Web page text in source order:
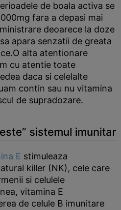
de boala activa se
fara a depasi mai
deoarece la doze
apara senzatii de greata
alta atentionare
cu atentie toate
daca si celelalte
contin sau nu vitamina
de supradozare.
sistemul imunitar
E stimuleaza
killer (NK), cele care
si celulele
vitamina E
de celule B imunitare